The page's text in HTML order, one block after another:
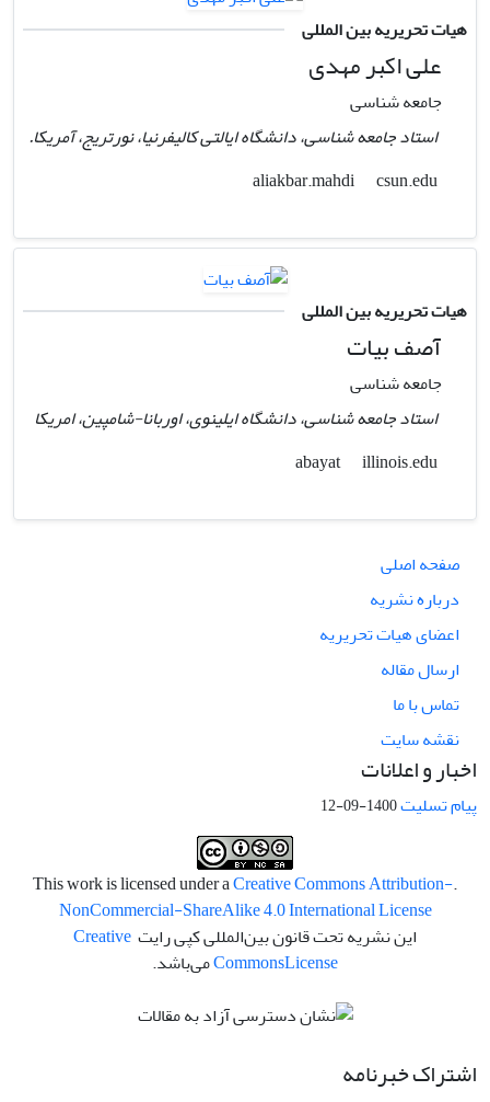
هیات تحریریه بین المللی
علی اکبر مهدی
جامعه شناسی
استاد جامعه شناسی، دانشگاه ایالتی کالیفرنیا، نورتریج، آمریکا.
csun.edu
هیات تحریریه بین المللی
آصف بیات
جامعه شناسی
استاد جامعه شناسی، دانشگاه ایلینوی، اوربانا-شامپین، امریکا
illinois.edu
صفحه اصلی
درباره نشریه
اعضای هیات تحریریه
ارسال مقاله
تماس با ما
نقشه سایت
اخبار و اعلانات
پیام تسلیت1400-09-12
.This work is licensed under a
Creative Commons Attribution-
NonCommercial-ShareAlike 4.0 International License
این نشریه تحت قانون بین‌المللی کپی رایت Creative
CommonsLicense می‌باشد.
اشتراک خبرنامه